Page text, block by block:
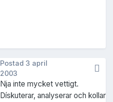
Postad 3 april
2003
Nja inte mycket vettigt.
Dískuterar, analyserar och kollar